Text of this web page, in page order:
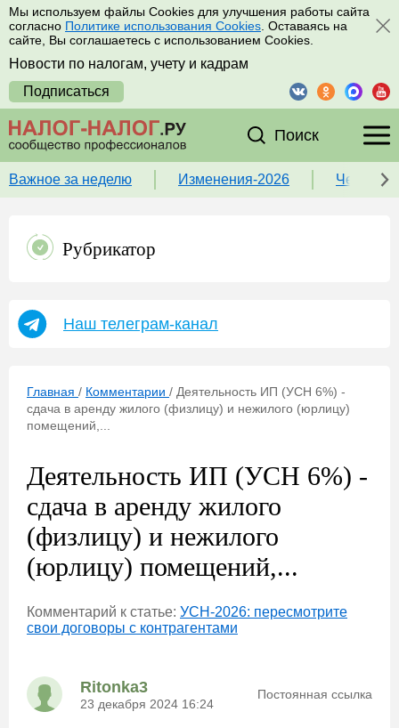
Мы используем файлы Cookies для улучшения работы сайта
согласно Политике использования Cookies . Оставаясь на
сайте, Вы соглашаетесь с использованием Cookies.
Новости по налогам, учету и кадрам
Подписаться
Поиск
Важное за неделю Изменения-2026 Чек-
Рубрикатор
Наш телеграм-канал
Главная / Комментарии / Деятельность ИП (УСН 6%) -
сдача в аренду жилого (физлицу) и нежилого (юрлицу)
помещений,...
Деятельность ИП (УСН 6%) -
сдача в аренду жилого
(физлицу) и нежилого
(юрлицу) помещений,...
Комментарий к статье: УСН-2026: пересмотрите
свои договоры с контрагентами
Ritonka3
23 декабря 2024 16:24
Постоянная ссылка